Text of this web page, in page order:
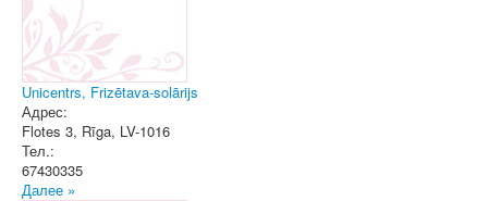
Unicentrs, Frizētava-solārijs
Адрес:
Flotes 3, Rīga, LV-1016
Тел.:
67430335
Далее »